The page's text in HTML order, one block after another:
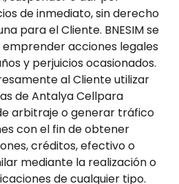
de inmediato, sin derecho
para el Cliente. BNESIM se
acciones legales
y perjuicios ocasionados.
al Cliente utilizar
deAntalya Cellpara
arbitraje o generar tráfico
con el fin de obtener
créditos, efectivo o
mediante la realización o
de cualquier tipo.